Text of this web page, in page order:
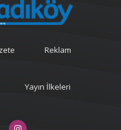
Reklam
Yayın İlkeleri